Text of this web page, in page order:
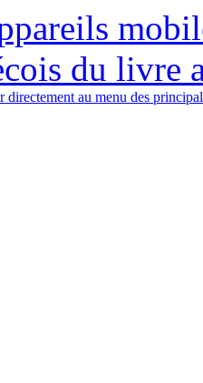
du livre
directement au menu des